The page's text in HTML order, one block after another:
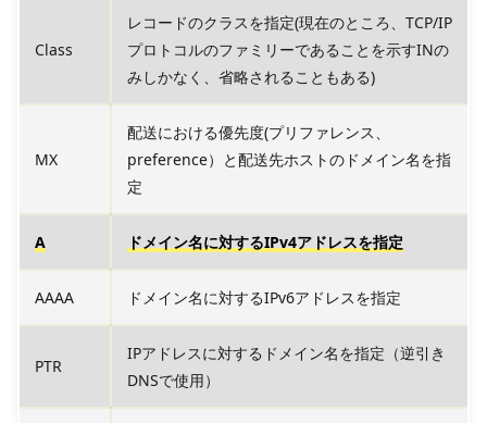
Class
レコードのクラスを指定(現在のところ、TCP/IP
プロトコルのファミリーであることを示すINの
みしかなく、省略されることもある)
MX
配送における優先度(プリファレンス、
preference）と配送先ホストのドメイン名を指
定
A ドメイン名に対するIPv4アドレスを指定
AAAA ドメイン名に対するIPv6アドレスを指定
PTR
IPアドレスに対するドメイン名を指定（逆引き
DNSで使用）